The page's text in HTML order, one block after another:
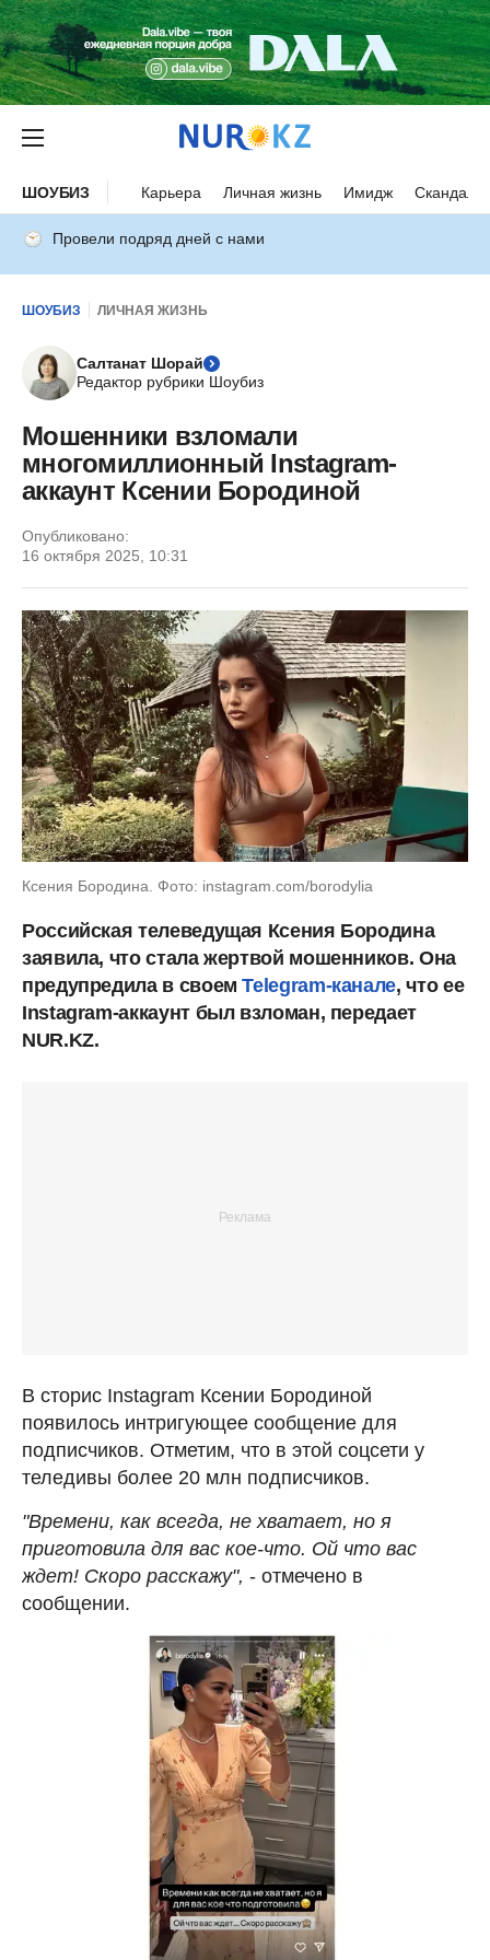
ШОУБИЗ Карьера Личная жизнь Имидж Скандалы
Провели подряд дней с нами
ШОУБИЗ ЛИЧНАЯ ЖИЗНЬ
Салтанат Шорай
Редактор рубрики Шоубиз
Мошенники взломали
многомиллионный Instagram-
аккаунт Ксении Бородиной
Опубликовано:
16 октября 2025, 10:31
Ксения Бородина. Фото: instagram.com/borodylia
Российская телеведущая Ксения Бородина
заявила, что стала жертвой мошенников. Она
предупредила в своемTelegram-канале, что ее
Instagram-аккаунт был взломан, передает
NUR.KZ.
В сторис Instagram Ксении Бородиной
появилось интригующее сообщение для
подписчиков. Отметим, что в этой соцсети у
теледивы более 20 млн подписчиков.
"Времени, как всегда, не хватает, но я
приготовила для вас кое-что. Ой что вас
ждет! Скоро расскажу", - отмечено в
сообщении.